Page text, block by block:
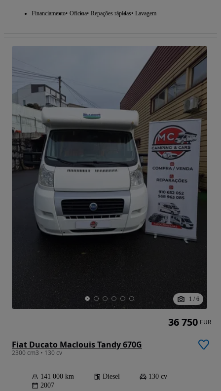
Financiamento Oficina Repações rápidas Lavagem
1 / 6
Fiat Ducato Maclouis Tandy 670G
2300 cm3 • 130 cv
141 000 km Diesel
130 cv
2007
36 750 EUR